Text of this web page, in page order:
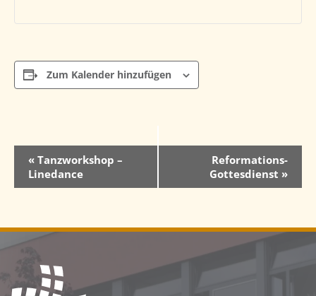
Zum Kalender hinzufügen
t
« Tanzworkshop –
Linedance
Reformations-
Gottesdienst »